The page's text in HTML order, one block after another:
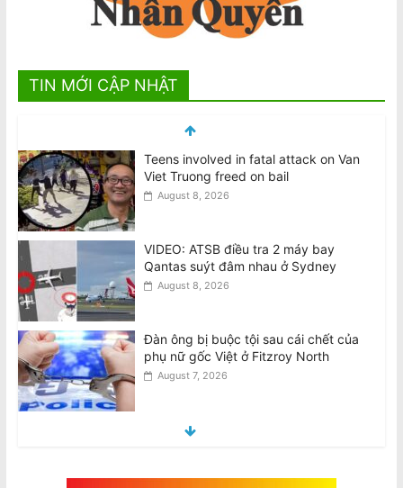
TIN MỚI CẬP NHẬT
VIDEO: ATSB điều tra 2 máy bay
Qantas suýt đâm nhau ở Sydney
August 8, 2026
Đàn ông bị buộc tội sau cái chết của
phụ nữ gốc Việt ở Fitzroy North
August 7, 2026
Man charged following death of
Vietnamese woman in Fitzroy North
August 7, 2026
Biểu Tình Phản Đối Tô Lâm Tới Quốc